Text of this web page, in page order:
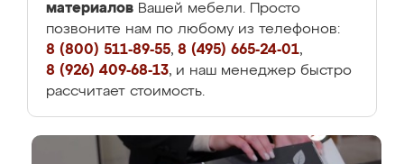
материалов Вашей мебели. Просто
позвоните нам по любому из телефонов:
8 (800) 511-89-55, 8 (495) 665-24-01,
8 (926) 409-68-13, и наш менеджер быстро
рассчитает стоимость.